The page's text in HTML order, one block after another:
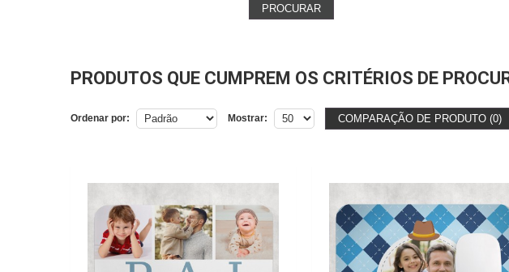
PRODUTOS QUE CUMPREM OS CRITÉRIOS DE
Ordenar por: Mostrar: COMPARAÇÃO DE PRODUTO (0)